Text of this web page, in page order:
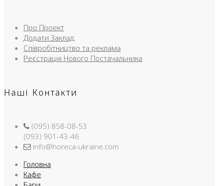
Про Проект
Додати Заклад
Співробітництво та реклама
Реєстрація Нового Постачальника
Наші Контакти
(095) 858-08-53
(093) 901-43-46
info@horeca-ukraine.com
Головна
Кафе